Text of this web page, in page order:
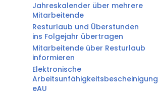
Jahreskalender über mehrere
Mitarbeitende
Resturlaub und Überstunden
ins Folgejahr übertragen
Mitarbeitende über Resturlaub
informieren
Elektronische
Arbeitsunfähigkeitsbescheinigung
eAU